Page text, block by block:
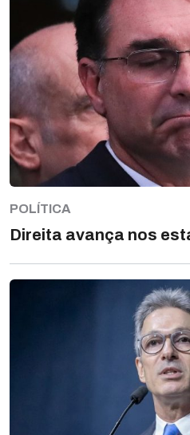
POLÍTICA
Direita avança nos